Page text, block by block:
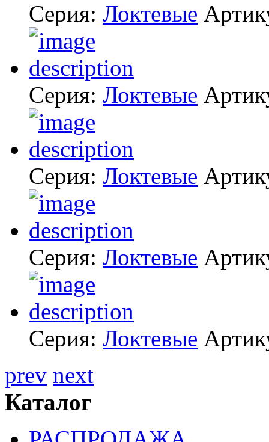
Серия: Локтевые
Серия: Локтевые
Серия: Локтевые
Серия: Локтевые
Серия: Локтевые
prev next
Каталог